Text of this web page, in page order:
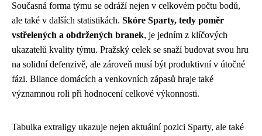
Současná forma týmu se odráží nejen v celkovém počtu bodů,
ale také v dalších statistikách. Skóre Sparty, tedy poměr
vstřelených a obdržených branek, je jedním z klíčových
ukazatelů kvality týmu. Pražský celek se snaží budovat svou hru
na solidní defenzivě, ale zároveň musí být produktivní v útočné
fázi. Bilance domácích a venkovních zápasů hraje také
významnou roli při hodnocení celkové výkonnosti.
Tabulka extraligy ukazuje nejen aktuální pozici Sparty, ale také